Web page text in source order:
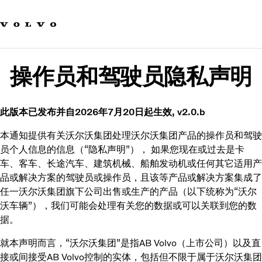
Sustainable Transportation
Careers
Investors
Suppliers
操作员和驾驶员隐私声明
此版本已发布并自2026年7月20日起生效, v2.0.b
本通知提供有关沃尔沃集团处理沃尔沃集团产品的操作员和驾驶
员个人信息的信息（“隐私声明”）， 如果您现在或过去是卡
车、客车、长途汽车、建筑机械、船舶发动机或任何其它适用产
品或解决方案的驾驶员或操作员，且该等产品或解决方案集成了
任一沃尔沃集团旗下公司出售或生产的产品（以下统称为“沃尔
沃车辆”），我们可能会处理有关您的数据或可以关联到您的数
据。
就本声明而言，“沃尔沃集团”是指AB Volvo（上市公司）以及直
接或间接受AB Volvo控制的实体，包括但不限于属于沃尔沃集团